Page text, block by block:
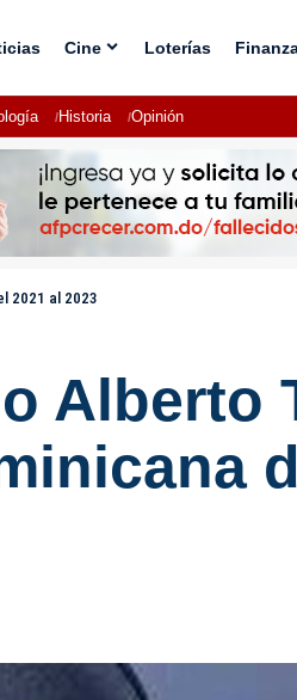
Cine Loterías
Historia Opinión
2021 al 2023
Alberto